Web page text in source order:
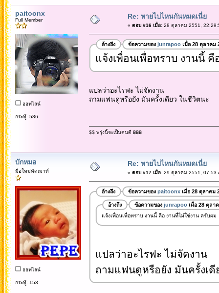
paitoonx
Full Member
ออฟไลน์
กระทู้: 586
Re: หายไปไหนกันหมดเนี่ย
« ตอบ #16 เมื่อ:28 ตุลาคม 2551,
อ้างถึง ข้อความของ junrapooเมื่อ 28 ตุลาคม
แจ้งเพื่อนเพื่อทราบ งานนี้
แปลว่าอะไรฟะ ไม่จัดงาน
ถามแฟนดูหรือยัง มันครั้งเดียว ในชีวิตนะ
$$ พรุ่งนี้จะเป็นคนดี ฿฿฿
บักหมอ
มือใหม่หัดเมาท์
ออฟไลน์
กระทู้: 153
Re: หายไปไหนกันหมดเนี่ย
« ตอบ #17 เมื่อ:29 ตุลาคม 2551,
อ้างถึง ข้อความของ paitoonxเมื่อ 28 ตุลาคม
อ้างถึง ข้อความของ junrapooเมื่อ 28 ตุลา
แจ้งเพื่อนเพื่อทราบ งานนี้ คือ งานที่ไม่ใช่งาน ครับผม
แปลว่าอะไรฟะ ไม่จัดงาน
ถามแฟนดูหรือยัง มันครั้งเดี